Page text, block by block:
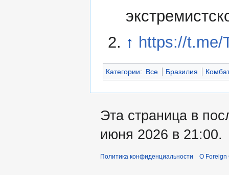
↑ https://t.me/
Категории: Все Бразилия
Эта страница в
июня 2026 в 21:00.
Политика конфиденциальности О Foreign